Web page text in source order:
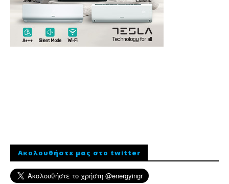
Ακολουθήστε μας στο twitter